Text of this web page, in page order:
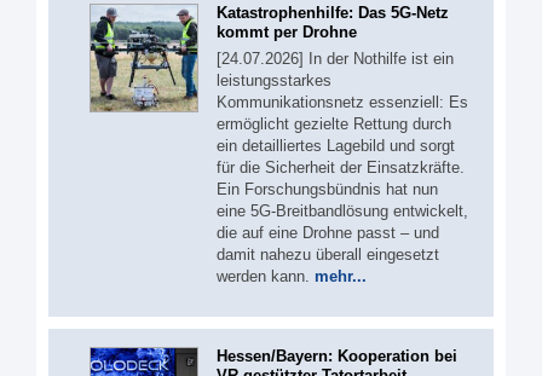
Katastrophenhilfe: Das 5G-Netz
kommt per Drohne
[24.07.2026] In der Nothilfe ist ein
leistungsstarkes
Kommunikationsnetz essenziell: Es
ermöglicht gezielte Rettung durch
ein detailliertes Lagebild und sorgt
für die Sicherheit der Einsatzkräfte.
Ein Forschungsbündnis hat nun
eine 5G-Breitbandlösung entwickelt,
die auf eine Drohne passt – und
damit nahezu überall eingesetzt
werden kann. mehr...
Hessen/Bayern: Kooperation bei